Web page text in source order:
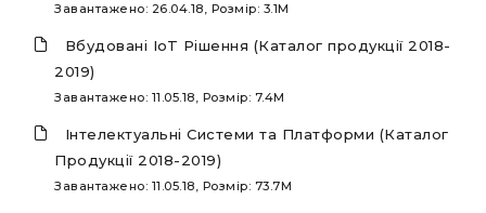
Завантажено: 26.04.18, Розмір: 3.1M
Вбудовані IoT Рішення (Каталог продукції 2018-
2019)
Завантажено: 11.05.18, Розмір: 7.4M
Інтелектуальні Системи та Платформи (Каталог
Продукції 2018-2019)
Завантажено: 11.05.18, Розмір: 73.7M